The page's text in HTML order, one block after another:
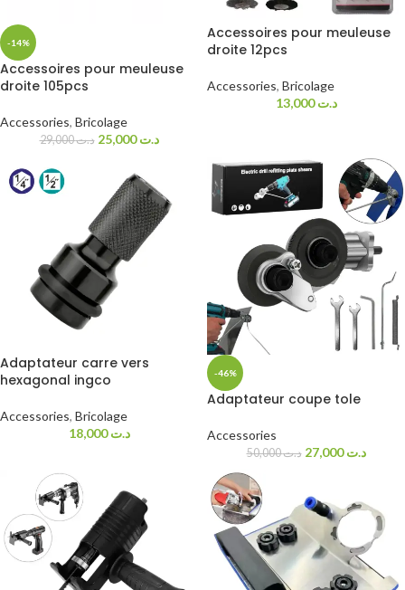
-14%
Accessoires pour meuleuse
droite 105pcs
Accessories, Bricolage
د.ت29,000 د.ت25,000
Accessoires pour meuleuse
droite 12pcs
Accessories, Bricolage
د.ت13,000
Adaptateur carre vers
hexagonal ingco
Accessories, Bricolage
د.ت18,000
-46%
Adaptateur coupe tole
Accessories
د.ت50,000 د.ت27,000